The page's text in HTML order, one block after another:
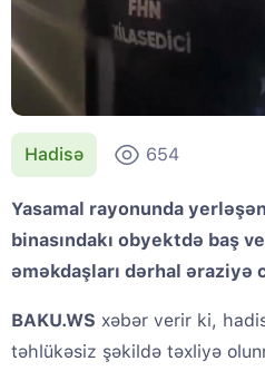
Hadisə 654
Yasamal rayonunda
binasındakı obyektdə baş
əməkdaşları dərhal əraziyə
BAKU.WS xəbər verir ki,
təhlükəsiz şəkildə təxliyə